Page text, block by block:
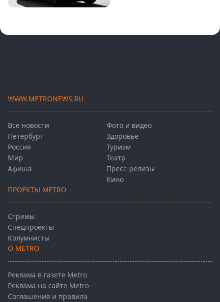
WWW.METRONEWS.RU
Все новости
Петербург
Россия
Мир
Афиша
Фото и видео
Здоровье
Туризм
Театр
Пресс-релизы
Кино
ПРОЕКТЫ METRO
Стримы
Спецпроекты
Колумнисты
О METRO
Реклама в газете Metro
Реклама на сайте Metro
Соглашения и правила